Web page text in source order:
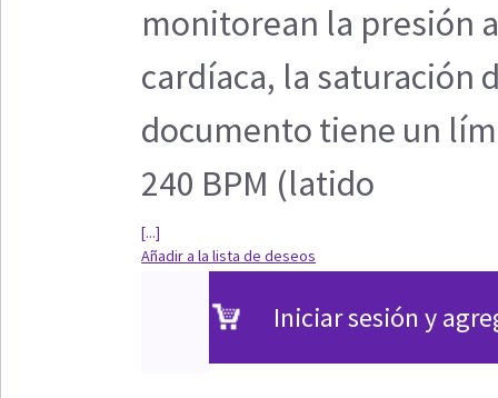
monitorean la presión
cardíaca, la saturación
documento tiene un
240 BPM (latido
[...]
Añadir a la lista de deseos
Iniciar sesión y